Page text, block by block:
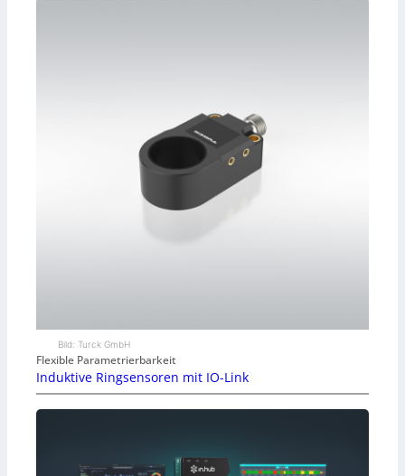
Bild: Turck GmbH
Flexible Parametrierbarkeit
Induktive Ringsensoren mit IO-Link